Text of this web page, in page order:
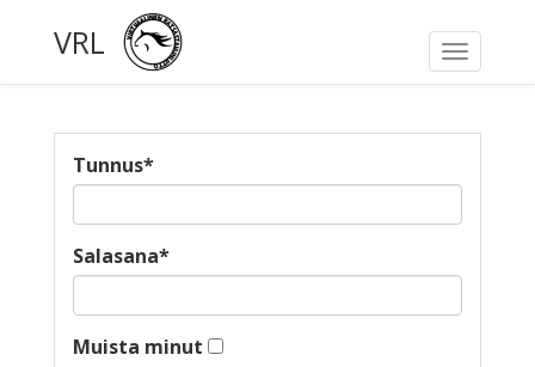
Toggle
VRL
Tunnus*
Salasana*
Muista minut